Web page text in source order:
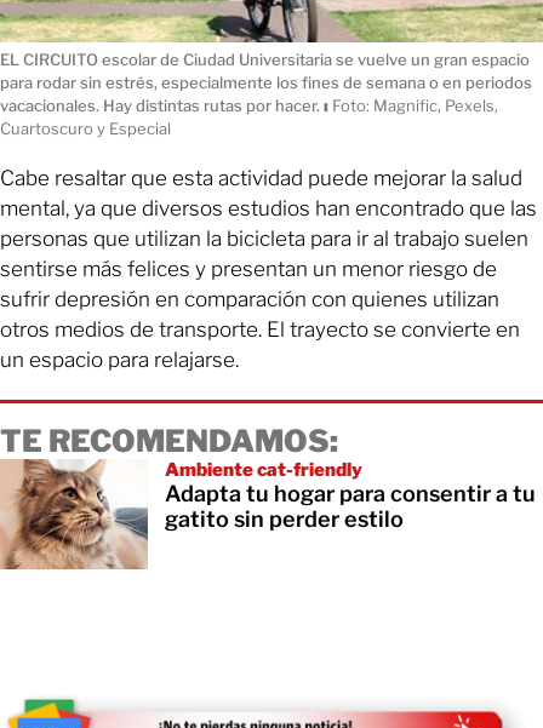
EL CIRCUITO escolar de Ciudad Universitaria se vuelve un gran espacio
para rodar sin estrés, especialmente los fines de semana o en periodos
vacacionales. Hay distintas rutas por hacer. ı Foto: Magnific, Pexels,
Cuartoscuro y Especial
Cabe resaltar que esta actividad puede mejorar la salud
mental, ya que diversos estudios han encontrado que las
personas que utilizan la bicicleta para ir al trabajo suelen
sentirse más felices y presentan un menor riesgo de
sufrir depresión en comparación con quienes utilizan
otros medios de transporte. El trayecto se convierte en
un espacio para relajarse.
TE RECOMENDAMOS:
Ambiente cat-friendly
Adapta tu hogar para consentir a tu
gatito sin perder estilo